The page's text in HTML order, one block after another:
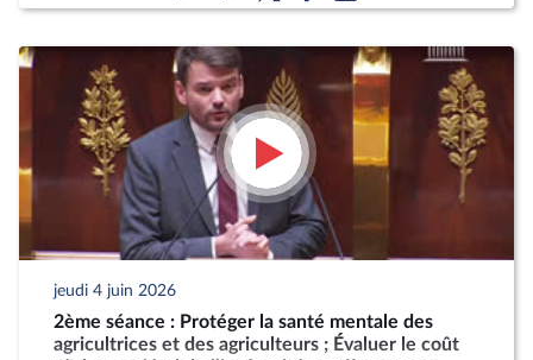
jeudi 4 juin 2026
2ème séance : Protéger la santé mentale des
agricultrices et des agriculteurs ; Évaluer le coût